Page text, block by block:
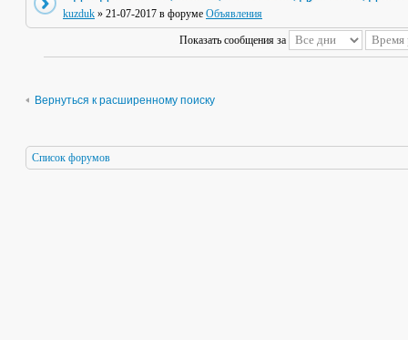
kuzduk » 21-07-2017 в форуме Объявления
Показать сообщения за
Вернуться к расширенному поиску
Список форумов